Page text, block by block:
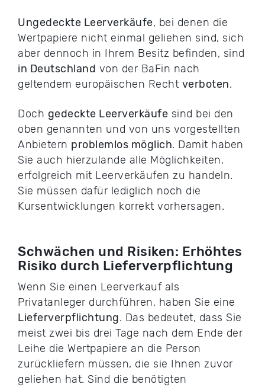
Ungedeckte Leerverkäufe, bei denen die
Wertpapiere nicht einmal geliehen sind, sich
aber dennoch in Ihrem Besitz befinden, sind
in Deutschland von der BaFin nach
geltendem europäischen Recht verboten.
Doch gedeckte Leerverkäufe sind bei den
oben genannten und von uns vorgestellten
Anbietern problemlos möglich. Damit haben
Sie auch hierzulande alle Möglichkeiten,
erfolgreich mit Leerverkäufen zu handeln.
Sie müssen dafür lediglich noch die
Kursentwicklungen korrekt vorhersagen.
Schwächen und Risiken: Erhöhtes
Risiko durch Lieferverpflichtung
Wenn Sie einen Leerverkauf als
Privatanleger durchführen, haben Sie eine
Lieferverpflichtung. Das bedeutet, dass Sie
meist zwei bis drei Tage nach dem Ende der
Leihe die Wertpapiere an die Person
zurückliefern müssen, die sie Ihnen zuvor
geliehen hat. Sind die benötigten